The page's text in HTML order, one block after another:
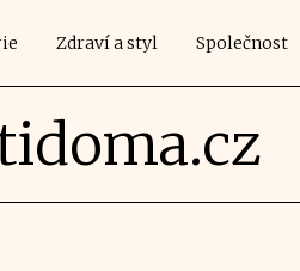
Zdraví a styl Společnost